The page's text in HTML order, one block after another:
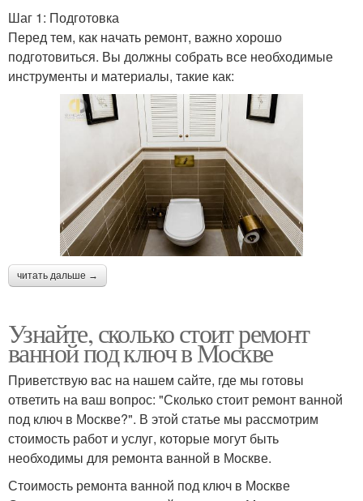
Шаг 1: Подготовка
Перед тем, как начать ремонт, важно хорошо
подготовиться. Вы должны собрать все необходимые
инструменты и материалы, такие как:
читать дальше →
Узнайте, сколько стоит ремонт
ванной под ключ в Москве
Приветствую вас на нашем сайте, где мы готовы
ответить на ваш вопрос: "Сколько стоит ремонт ванной
под ключ в Москве?". В этой статье мы рассмотрим
стоимость работ и услуг, которые могут быть
необходимы для ремонта ванной в Москве.
Стоимость ремонта ванной под ключ в Москве